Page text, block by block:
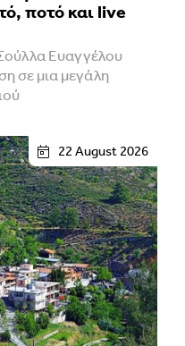
ποτό και live
Ευαγγέλου
σε μια μεγάλη
22 August 2026